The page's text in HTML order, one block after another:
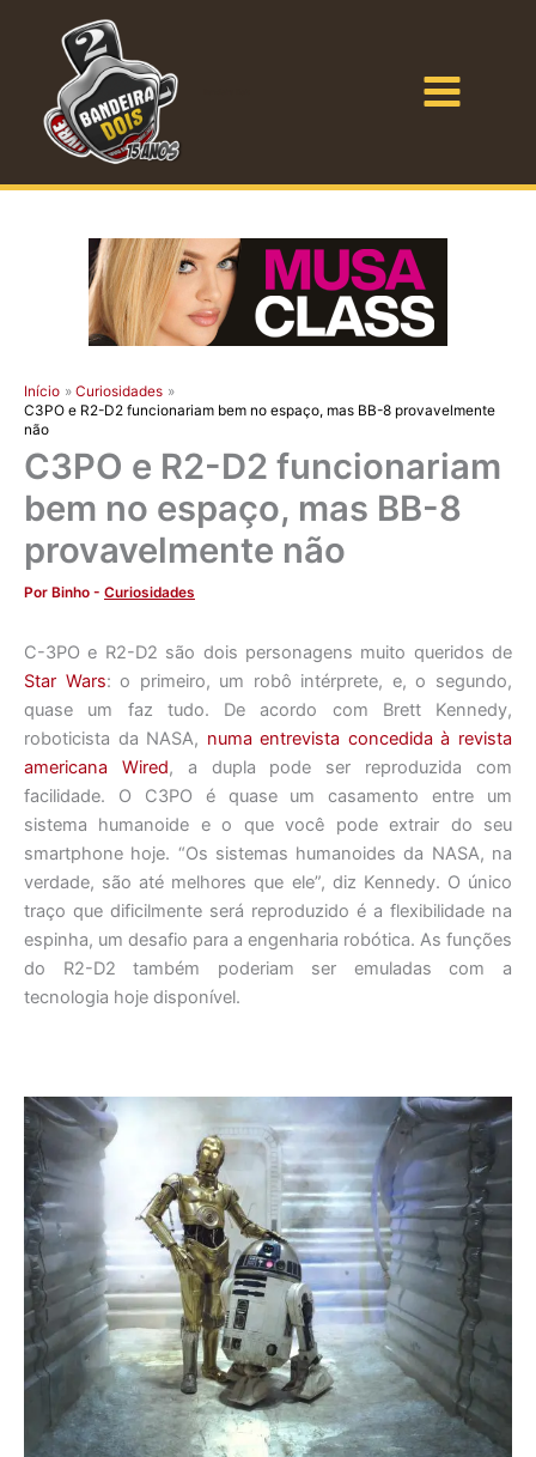
conteúdo
Início
Curiosidades
C3PO e R2-D2 funcionariam bem no espaço, mas BB-8 provavelmente
não
C3PO e R2-D2 funcionariam
bem no espaço, mas BB-8
provavelmente não
Por Binho - Curiosidades
C-3PO e R2-D2 são dois personagens muito queridos de
Star Wars: o primeiro, um robô intérprete, e, o segundo,
quase um faz tudo. De acordo com Brett Kennedy,
roboticista da NASA, numa entrevista concedida à revista
americana Wired, a dupla pode ser reproduzida com
facilidade. O C3PO é quase um casamento entre um
sistema humanoide e o que você pode extrair do seu
smartphone hoje. “Os sistemas humanoides da NASA, na
verdade, são até melhores que ele”, diz Kennedy. O único
traço que dificilmente será reproduzido é a flexibilidade na
espinha, um desafio para a engenharia robótica. As funções
do R2-D2 também poderiam ser emuladas com a
tecnologia hoje disponível.